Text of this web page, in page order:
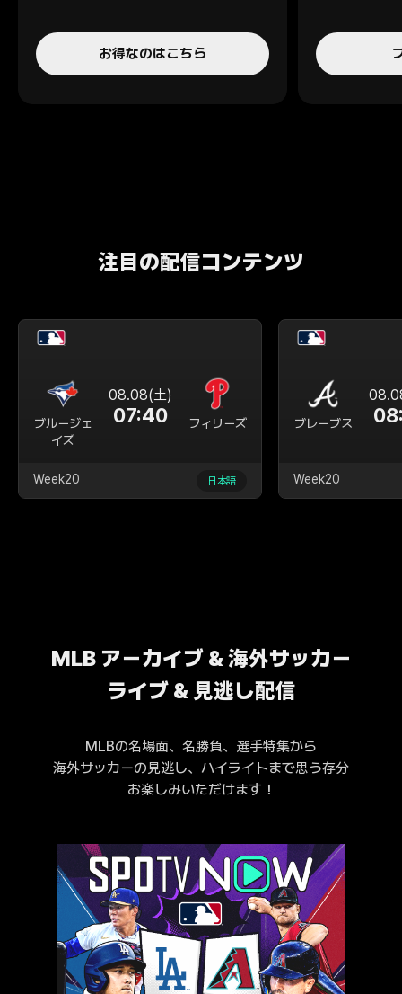
お得なのはこちら
注目の配信コンテンツ
ブルージェ
イズ
08.08(土)
07:40 フィリーズ
Week20 日本語
ブレーブス
Week20
MLB アーカイブ & 海外サッカー
ライブ & 見逃し配信
MLBの名場面、名勝負、選手特集から
海外サッカーの見逃し、ハイライトまで思う存分
お楽しみいただけます！